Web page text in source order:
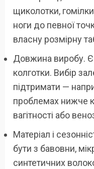
щиколотки,
ноги до певної
власну розмірну
Довжина виробу. Є
колготки. Вибір
підтримати —
проблемах нижче
вагітності або
Матеріал і
бути з бавовни,
синтетичних